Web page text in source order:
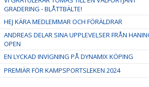
GRADERING - BLÅTTBÄLTE!
HEJ KÄRA MEDLEMMAR OCH FÖRÄLDRAR
ANDREAS DELAR SINA UPPLEVELSER FRÅN
OPEN
EN LYCKAD INVIGNING PÅ DYNAMIX KÖPING
PREMIÄR FÖR KAMPSPORTSLEKEN 2024